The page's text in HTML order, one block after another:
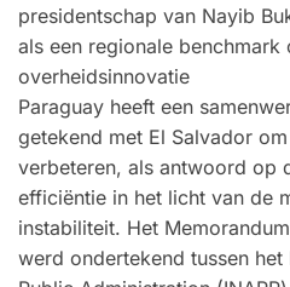
presidentschap van Nayib
als een regionale
overheidsinnovatie
Paraguay heeft een
getekend met El Salvador
verbeteren, als antwoord op
efficiëntie in het licht van de
instabiliteit. Het
werd ondertekend tussen